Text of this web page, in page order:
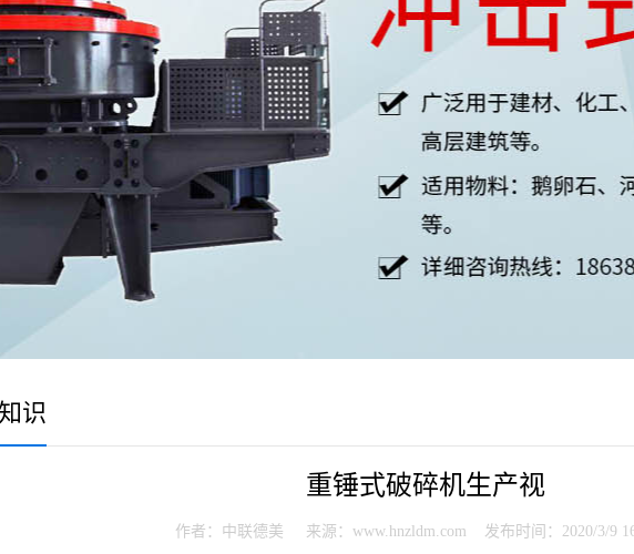
识
重锤式破碎机生产视
作者：中联德美 来源：www.hnzldm.com 发布时间：2020/3/9